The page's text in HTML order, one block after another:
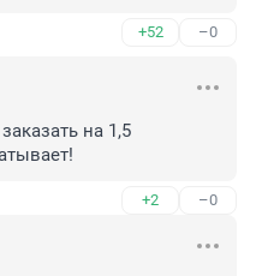
+52 –0
на 1,5
+2 –0